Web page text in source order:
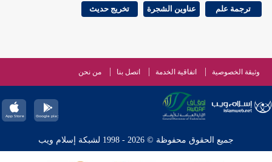
ترجمة علم عناوين الشجرة تخريج حديث
وثيقة الخصوصية اتفاقية الخدمة اتصل بنا من نحن
جميع الحقوق محفوظة © 2026 - 1998 لشبكة إسلام ويب